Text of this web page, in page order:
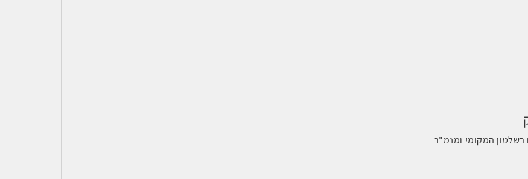
בשלטון המקומי ומנמ"ר